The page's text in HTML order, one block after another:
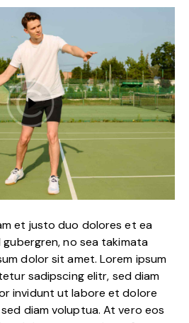
et justo duo dolores et ea
no sea takimata
dolor sit amet. Lorem ipsum
sadipscing elitr, sed diam
invidunt ut labore et dolore
diam voluptua. At vero eos